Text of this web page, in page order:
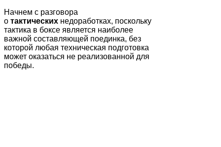
Начнем с разговора
о тактических недоработках, поскольку
тактика в боксе является наиболее
важной составляющей поединка, без
которой любая техническая подготовка
может оказаться не реализованной для
победы.